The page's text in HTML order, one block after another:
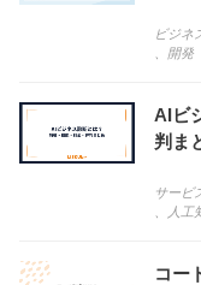
ビジネ
開発
AIビ
判ま
サービ
人工
コー